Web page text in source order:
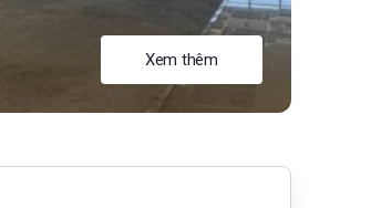
Xem thêm